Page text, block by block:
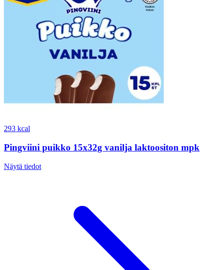
293 kcal
Pingviini puikko 15x32g vanilja laktoositon mpk
Näytä tiedot